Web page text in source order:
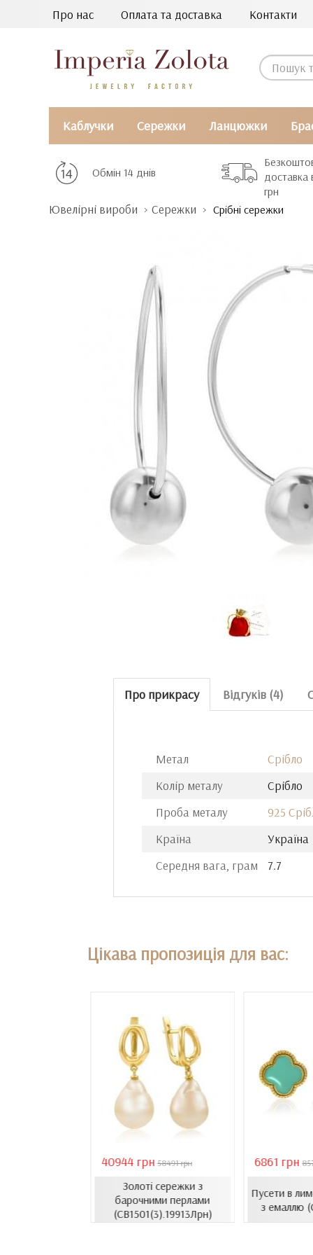
Про нас Оплата та доставка Контакти
Каблучки Сережки Ланцюжки
Обмін 14 днів
доставка
грн
Ювелірні вироби Сережки Срібні сережки
Про прикрасу Відгуків (4)
Метал
Срібло
Колір металу
Срібло
Проба металу
925
Країна
Україна
Середня вага, грам
7.7
Цікава пропозиція для вас:
40944 грн 58491 грн
Золоті сережки з
барочними перлами
(СВ1501(3).19913Лрн)
6861 грн
Пусети в
з емаллю